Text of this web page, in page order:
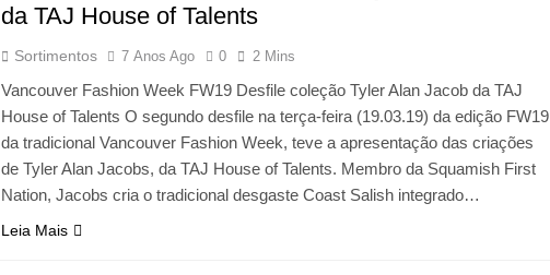
da TAJ House of Talents
Sortimentos 7 Anos Ago 0 2 Mins
Vancouver Fashion Week FW19 Desfile coleção Tyler Alan Jacob da TAJ
House of Talents O segundo desfile na terça-feira (19.03.19) da edição FW19
da tradicional Vancouver Fashion Week, teve a apresentação das criações
de Tyler Alan Jacobs, da TAJ House of Talents. Membro da Squamish First
Nation, Jacobs cria o tradicional desgaste Coast Salish integrado…
Leia Mais